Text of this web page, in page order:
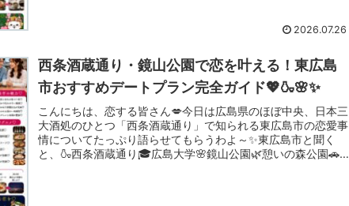
2026.07.26
西条酒蔵通り・鏡山公園で恋を叶える！東広島
市おすすめデートプラン完全ガイド💖🍶🌸✨
こんにちは、恋する皆さん💋今日は広島県のほぼ中央、日本三
大酒処のひとつ「西条酒蔵通り」で知られる東広島市の恋愛事
情についてたっぷり語らせてもらうわよ～✨東広島市と聞く
と、🍶西条酒蔵通り🎓広島大学🌸鏡山公園🌿憩いの森公園🚗自